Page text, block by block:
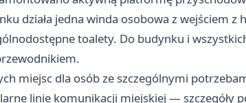
działa jedna winda osobowa z wejściem z
toalety. Do budynku i
miejsc dla osób ze szczególnymi
linie komunikacji miejskiej — szczegóły